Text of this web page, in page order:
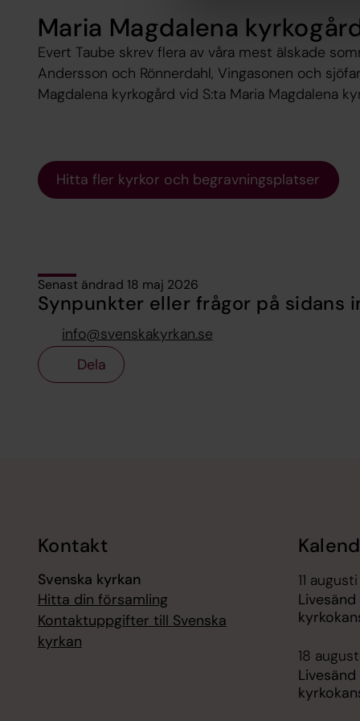
Maria Magdalena
Evert Taube skrev flera av våra mest älskade
Andersson och Rönnerdahl, Vingasonen och
Magdalena kyrkogård vid S:ta Maria Magdalena
Hitta fler kyrkor och begravningsplatser
Senast ändrad 18 maj 2026
Synpunkter eller frågor på sidans
info@svenskakyrkan.se
Dela
Kontakt
Svenska kyrkan
Hitta din församling
Kontaktuppgifter till Svenska
kyrkan
11 augusti
18